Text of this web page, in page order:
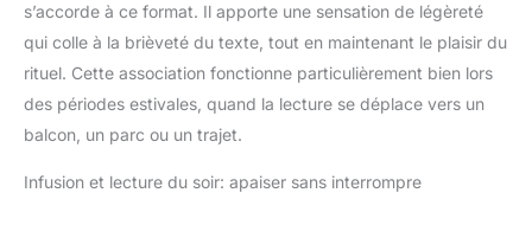
s’accorde à ce format. Il apporte une sensation de légèreté
qui colle à la brièveté du texte, tout en maintenant le plaisir du
rituel. Cette association fonctionne particulièrement bien lors
des périodes estivales, quand la lecture se déplace vers un
balcon, un parc ou un trajet.
Infusion et lecture du soir: apaiser sans interrompre